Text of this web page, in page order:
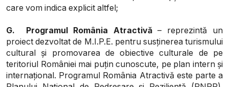
care vom indica explicit altfel;
G. Programul România Atractivă – reprezintă un
proiect dezvoltat de M.I.P.E. pentru susținerea turismului
cultural și promovarea de obiective culturale de pe
teritoriul României mai puțin cunoscute, pe plan intern și
internațional. Programul România Atractivă este parte a